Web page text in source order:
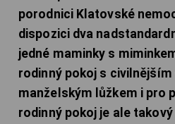
porodnici Klatovské
dispozici dva
jedné maminky s
rodinný pokoj s civilnějším
manželským lůžkem i pro
rodinný pokoj je ale